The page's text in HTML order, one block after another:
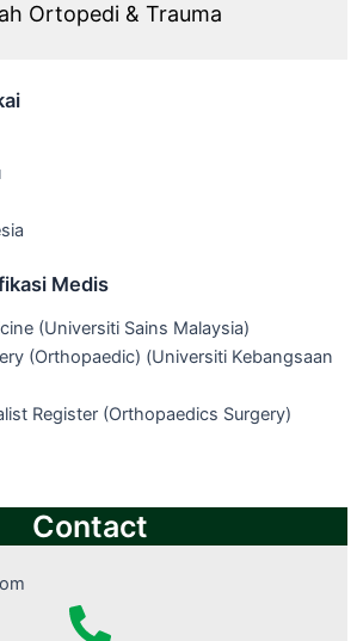
Ortopedi & Trauma
Medis
(Universiti Sains Malaysia)
(Orthopaedic) (Universiti Kebangsaan
Register (Orthopaedics Surgery)
Contact